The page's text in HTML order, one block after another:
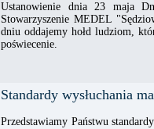
Ustanowienie dnia 23 maja
Stowarzyszenie MEDEL
dniu oddajemy hołd ludziom,
poświecenie.
Standardy wysłuchania
Przedstawiamy Państwu